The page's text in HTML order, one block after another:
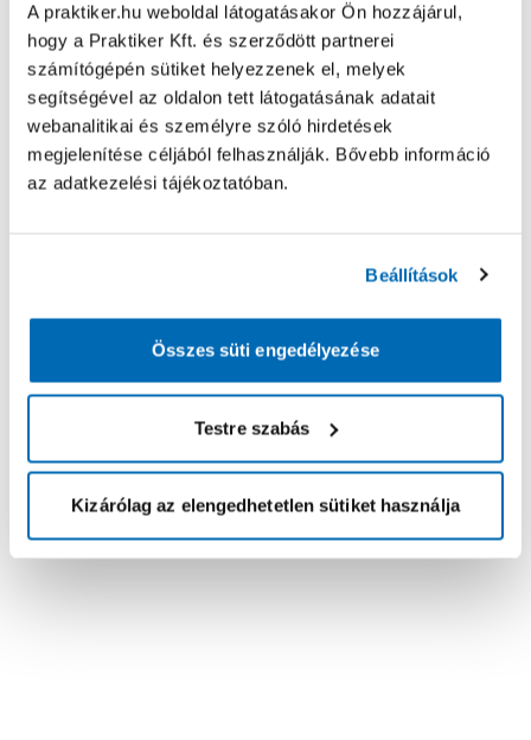
A praktiker.hu weboldal látogatásakor Ön hozzájárul,
hogy a Praktiker Kft. és szerződött partnerei
számítógépén sütiket helyezzenek el, melyek
segítségével az oldalon tett látogatásának adatait
webanalitikai és személyre szóló hirdetések
megjelenítése céljából felhasználják. Bővebb információ
az adatkezelési tájékoztatóban.
Beállítások
Összes süti engedélyezése
Testre szabás
Kizárólag az elengedhetetlen sütiket használja
Oldal újratöltése